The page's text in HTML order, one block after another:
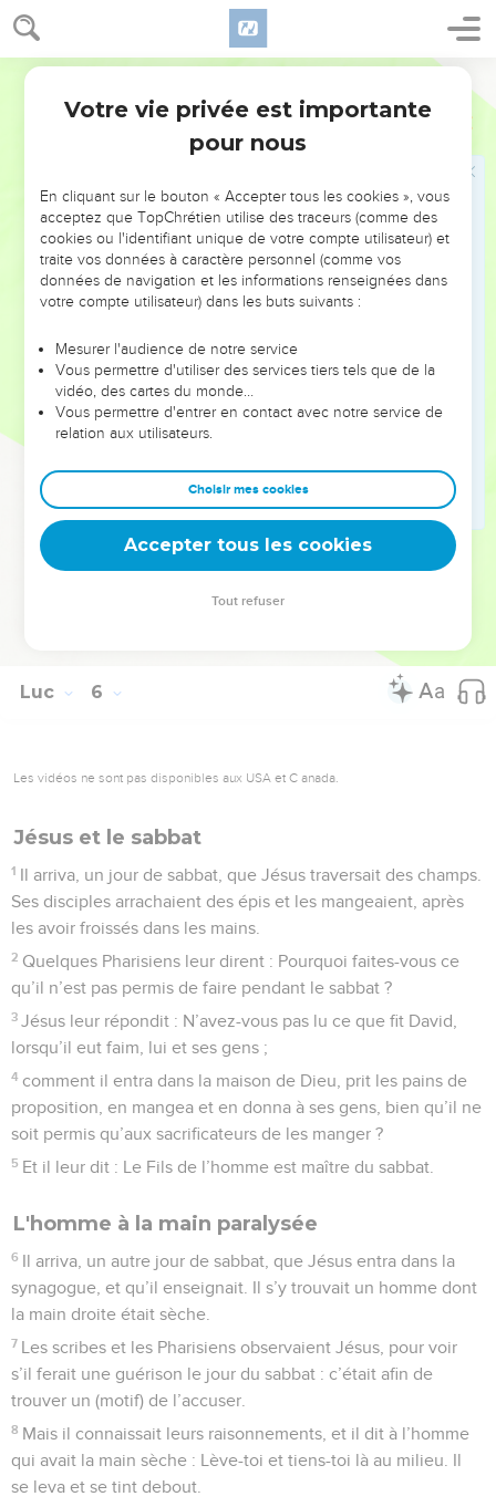
5
Jésus et le jeûne
Pharisiens, jeûnent fréquemment et font des prières, tandis
que les tiens mangent et boivent.
l’époux pendant que l’époux est avec eux ?
Les jours viendront où l’époux leur sera enlevé, alors ils
jeûneront en ces jours-là.
Il leur dit aussi une parabole : Personne ne déchire d’un
habit neuf un morceau pour le mettre à un vieil habit ;
autrement, il déchire l’habit neuf et le morceau qu’il en a pris
n’est pas assorti au vieux.
Et personne ne met du vin nouveau dans de vieilles
outres ; autrement le vin nouveau fait rompre les outres, il se
mais il faut mettre le vin nouveau dans des outres neuves.
Et personne, après avoir bu du vin vieux, n’en veut du
nouveau, car il dit : Le vieux est bon.
© Société biblique française – Bibli’O, 1978, avec autorisation. Pour vous procurer
Luc 6
Les vidéos ne sont pas disponibles aux USA et C anada.
Jésus et le sabbat
1 Il arriva, un jour de sabbat, que Jésus traversait des champs.
Ses disciples arrachaient des épis et les mangeaient, après
les avoir froissés dans les mains.
2 Quelques Pharisiens leur dirent : Pourquoi faites-vous ce
qu’il n’est pas permis de faire pendant le sabbat ?
3 Jésus leur répondit : N’avez-vous pas lu ce que fit David,
lorsqu’il eut faim, lui et ses gens ;
4 comment il entra dans la maison de Dieu, prit les pains de
proposition, en mangea et en donna à ses gens, bien qu’il ne
soit permis qu’aux sacrificateurs de les manger ?
5 Et il leur dit : Le Fils de l’homme est maître du sabbat.
L'homme à la main paralysée
6 Il arriva, un autre jour de sabbat, que Jésus entra dans la
synagogue, et qu’il enseignait. Il s’y trouvait un homme dont
la main droite était sèche.
7 Les scribes et les Pharisiens observaient Jésus, pour voir
s’il ferait une guérison le jour du sabbat : c’était afin de
trouver un (motif) de l’accuser.
8 Mais il connaissait leurs raisonnements, et il dit à l’homme
qui avait la main sèche : Lève-toi et tiens-toi là au milieu. Il
se leva et se tint debout.
Votre vie privée est importante
pour nous
En cliquant sur le bouton « Accepter tous les cookies », vous
acceptez que TopChrétien utilise des traceurs (comme des
cookies ou l'identifiant unique de votre compte utilisateur) et
traite vos données à caractère personnel (comme vos
données de navigation et les informations renseignées dans
votre compte utilisateur) dans les buts suivants :
Mesurer l'audience de notre service
Vous permettre d'utiliser des services tiers tels que de la
vidéo, des cartes du monde…
Vous permettre d'entrer en contact avec notre service de
relation aux utilisateurs.
Choisir mes cookies
Accepter tous les cookies
Tout refuser